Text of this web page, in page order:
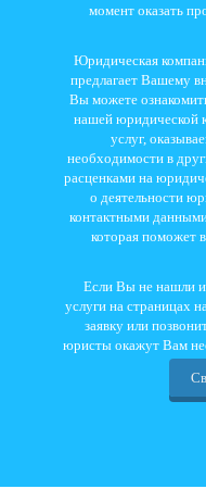
момент оказать
Юридическая
предлагает Вашему
Вы можете
нашей юридической
услуг,
необходимости в
расценками на
о деятельности
контактными
которая поможет
Если Вы не нашли
услуги на страницах
заявку или
юристы окажут Вам